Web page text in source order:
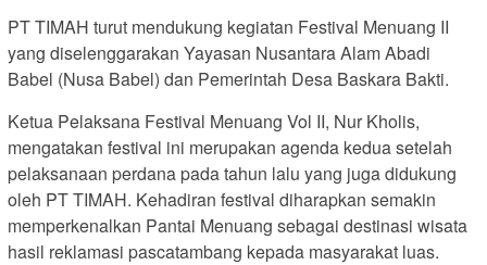
PT TIMAH turut mendukung kegiatan Festival Menuang II
yang diselenggarakan Yayasan Nusantara Alam Abadi
Babel (Nusa Babel) dan Pemerintah Desa Baskara Bakti.
Ketua Pelaksana Festival Menuang Vol II, Nur Kholis,
mengatakan festival ini merupakan agenda kedua setelah
pelaksanaan perdana pada tahun lalu yang juga didukung
oleh PT TIMAH. Kehadiran festival diharapkan semakin
memperkenalkan Pantai Menuang sebagai destinasi wisata
hasil reklamasi pascatambang kepada masyarakat luas.